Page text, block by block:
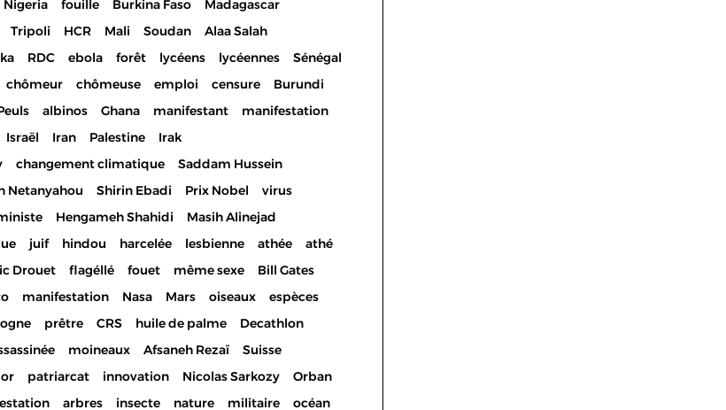
Nigeria fouille Burkina Faso
Madagascar
Tripoli HCR Mali Soudan
Alaa Salah
RDC ebola forêt lycéens lycéennes
Sénégal
chômeur chômeuse emploi censure
Burundi
albinos Ghana manifestant
manifestation
Israël Iran Palestine
Irak
changement climatique
Saddam Hussein
Netanyahou Shirin Ebadi Prix Nobel
virus
Hengameh Shahidi
Masih Alinejad
juif hindou harcelée lesbienne athée
athé
Drouet flagéllé fouet même sexe
Bill Gates
manifestation Nasa Mars oiseaux
espèces
prêtre CRS huile de palme
Decathlon
moineaux Afsaneh Rezaï
Suisse
patriarcat innovation Nicolas Sarkozy
Orban
arbres insecte nature militaire
océan